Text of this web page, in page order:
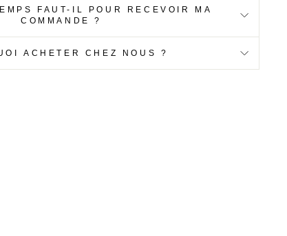
FAUT-IL POUR RECEVOIR MA
COMMANDE ?
ACHETER CHEZ NOUS ?